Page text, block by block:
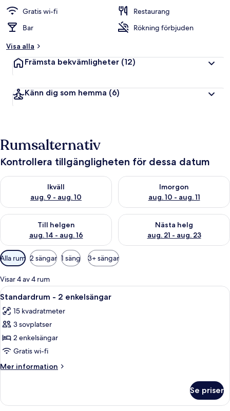
Gratis wi-fi
Restaurang
Bar
Rökning förbjuden
Visa alla
Främsta bekvämligheter (12)
Känn dig som hemma (6)
Rumsalternativ
Kontrollera tillgängligheten för dessa datum
Ikväll
aug. 9 - aug. 10
Kontrollera tillgängligheten för ikväll aug. 9 - aug. 10
Imorgon
aug. 10 - aug. 11
Kontrollera tillgängligheten
Till helgen
aug. 14 - aug. 16
Kontrollera tillgängligheten för den här helgen aug. 14 - aug.
Nästa helg
aug. 21 - aug. 23
Kontrollera tillgängligheten
Tillgängliga
filter
för
rum
Alla rum 2 sängar 1 säng 3+ sängar
Visar 4 av 4 rum
Öppna
alla
foton
för
Standardrum
-
2
enkelsängar
Ett hotellrum med två separata
4
Standardrum - 2 enkelsängar
15 kvadratmeter
3 sovplatser
2 enkelsängar
Gratis wi-fi
Mer information
Mer
-
Se priser